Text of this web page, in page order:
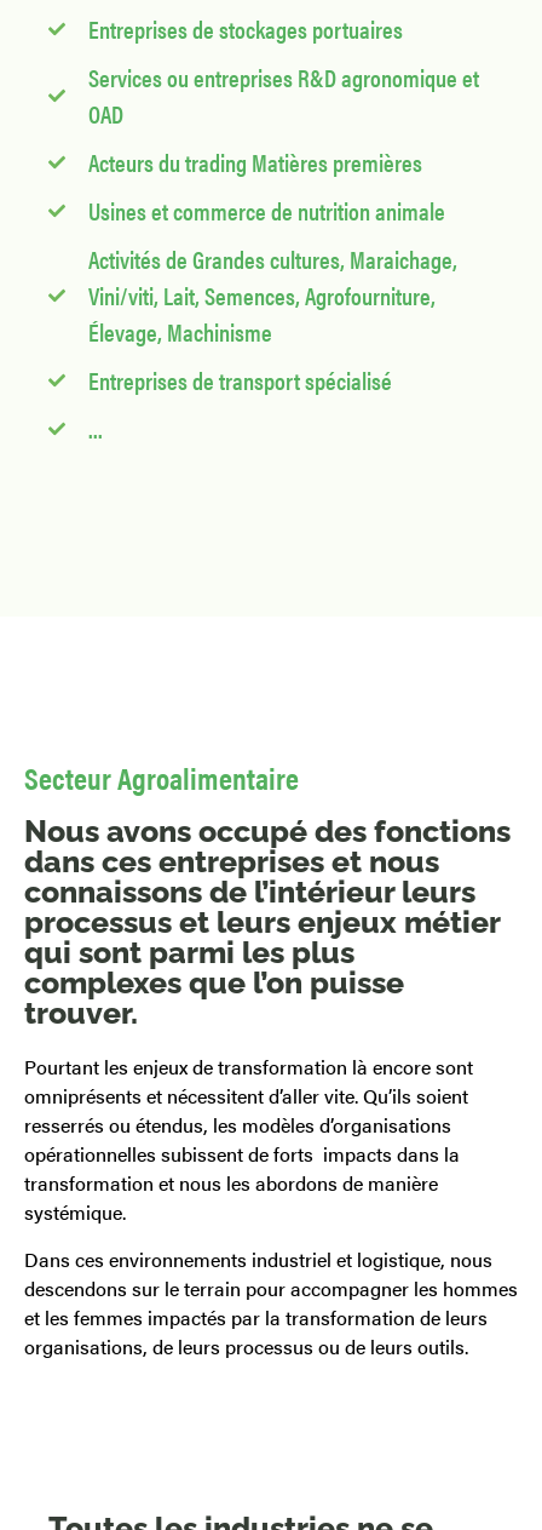
Entreprises de stockages portuaires
Services ou entreprises R&D agronomique et
OAD
Acteurs du trading Matières premières
Usines et commerce de nutrition animale
Activités de Grandes cultures, Maraichage,
Vini/viti, Lait, Semences, Agrofourniture,
Élevage, Machinisme
Entreprises de transport spécialisé
...
Secteur Agroalimentaire
Nous avons occupé des fonctions
dans ces entreprises et nous
connaissons de l’intérieur leurs
processus et leurs enjeux métier
qui sont parmi les plus
complexes que l’on puisse
trouver.
Pourtant les enjeux de transformation là encore sont
omniprésents et nécessitent d’aller vite. Qu’ils soient
resserrés ou étendus, les modèles d’organisations
opérationnelles subissent de forts impacts dans la
transformation et nous les abordons de manière
systémique.
Dans ces environnements industriel et logistique, nous
descendons sur le terrain pour accompagner les hommes
et les femmes impactés par la transformation de leurs
organisations, de leurs processus ou de leurs outils.